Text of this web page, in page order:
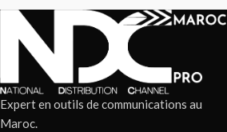
Expert en outils de communications au
Maroc.